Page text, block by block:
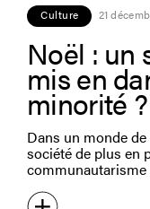
Culture 21
Noël : un
mis en
minorité ?
Dans un monde
société de plus en